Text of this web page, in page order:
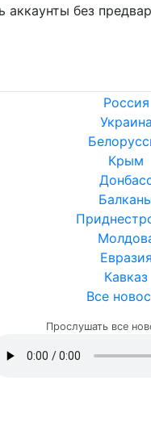
без
Россия
Украина
Крым
Евразия
Кавказ
Все
Прослушать все